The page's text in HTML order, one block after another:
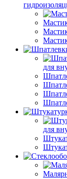
для
для